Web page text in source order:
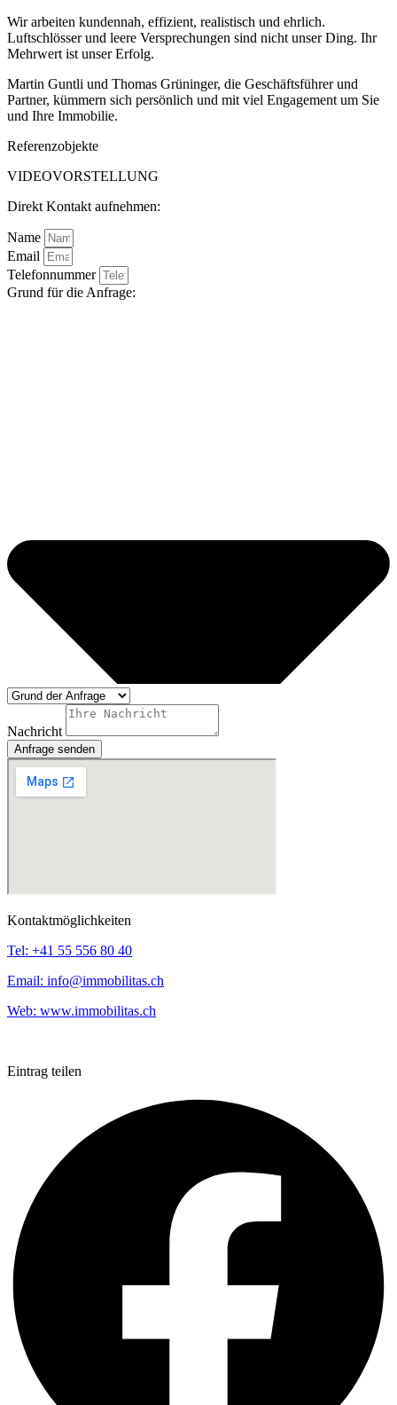
Wir arbeiten kundennah, effizient, realistisch und ehrlich.
Luftschlösser und leere Versprechungen sind nicht unser Ding. Ihr
Mehrwert ist unser Erfolg.
Martin Guntli und Thomas Grüninger, die Geschäftsführer und
Partner, kümmern sich persönlich und mit viel Engagement um Sie
und Ihre Immobilie.
Referenzobjekte
VIDEOVORSTELLUNG
Direkt Kontakt aufnehmen:
Name
Email
Telefonnummer
Grund für die Anfrage:
Nachricht
Anfrage senden
Kontaktmöglichkeiten
Tel: +41 55 556 80 40
Email: info@immobilitas.ch
Web: www.immobilitas.ch
Eintrag teilen